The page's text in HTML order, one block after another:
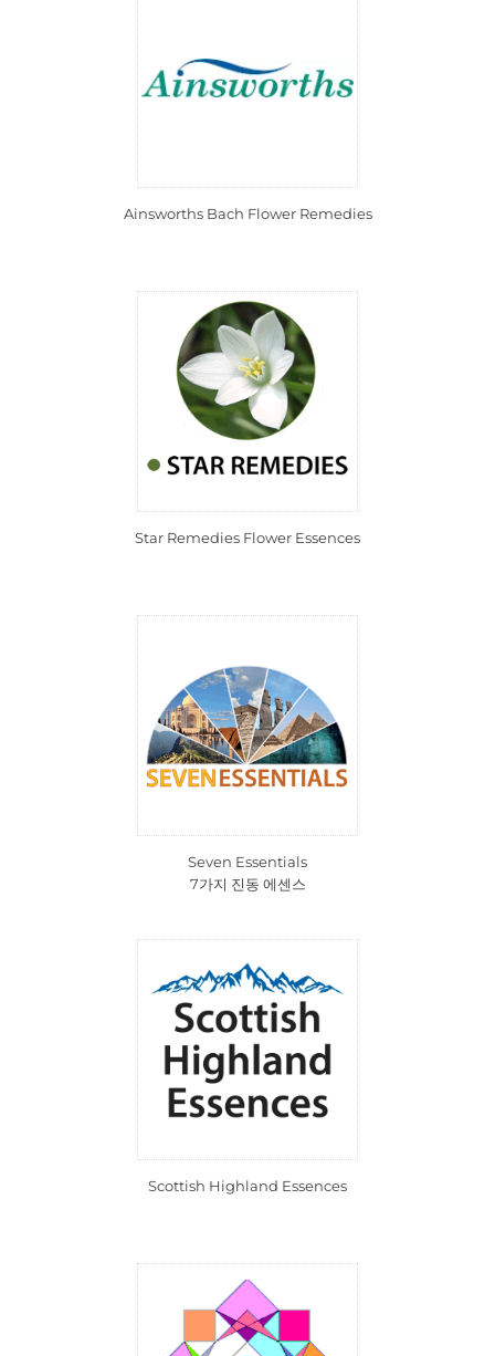
Ainsworths Bach Flower Remedies
Star Remedies Flower Essences
Seven Essentials
7가지 진동 에센스
Scottish Highland Essences